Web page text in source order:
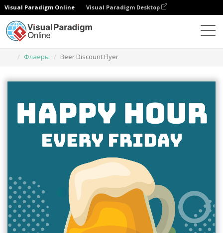
Visual Paradigm Online Visual Paradigm Desktop
Флаеры
Beer Discount Flyer